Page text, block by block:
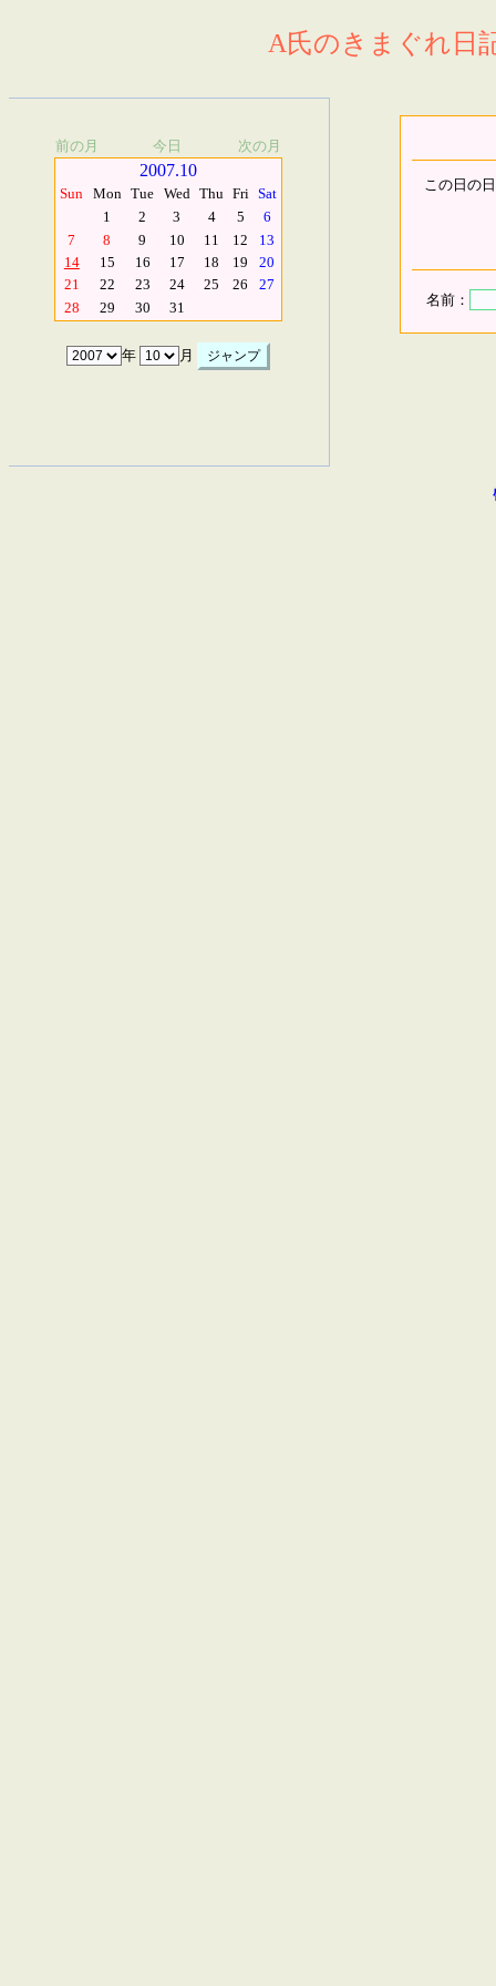
A氏のきまぐれ日
前の月 今日 次の月
2007.10
Sun Mon Tue Wed Thu Fri Sat
1
2 3 4 5
6
7
8 9 10 11 12
13
14
15 16 17 18 19
20
21
22 23 24 25 26
27
28
29 30 31
年 月
この日の
名前：